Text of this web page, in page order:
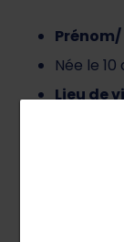
Prénom/
Née le
Lieu de